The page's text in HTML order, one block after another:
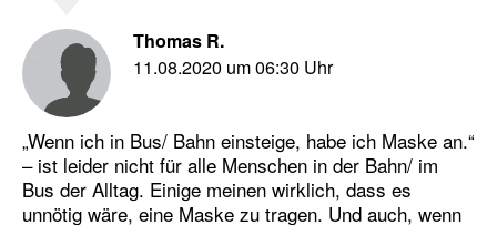
Thomas R.
11.08.2020 um 06:30 Uhr
„Wenn ich in Bus/ Bahn einsteige, habe ich Maske an.“
– ist leider nicht für alle Menschen in der Bahn/ im
Bus der Alltag. Einige meinen wirklich, dass es
unnötig wäre, eine Maske zu tragen. Und auch, wenn